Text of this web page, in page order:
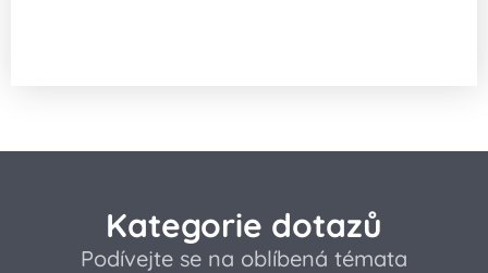
Kategorie dotazů
Podívejte se na oblíbená témata